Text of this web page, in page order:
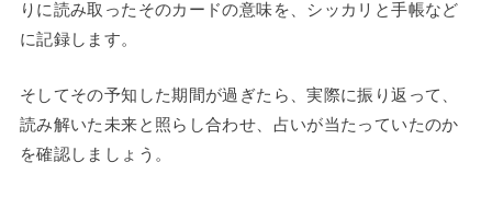
りに読み取ったそのカードの意味を、シッカリと手帳など
に記録します。
そしてその予知した期間が過ぎたら、実際に振り返って、
読み解いた未来と照らし合わせ、占いが当たっていたのか
を確認しましょう。